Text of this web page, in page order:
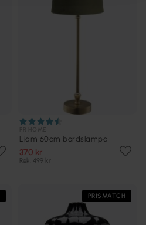
Liam 60cm bordslampa
370 kr
Rek. 499 kr
PRISMATCH